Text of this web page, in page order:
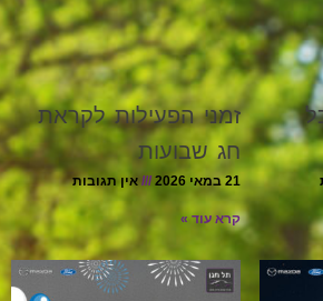
זמני הפעילות לקראת
חג שבועות
21 במאי 2026 אין תגובות
קרא עוד »